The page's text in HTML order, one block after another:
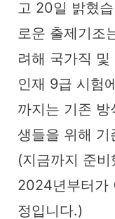
고 20일 밝혔
로운 출제기조
려해 국가직
인재 9급 시험
까지는 기존 방
생들을 위해 기
(지금까지 준
2024년부터가
정입니다.)